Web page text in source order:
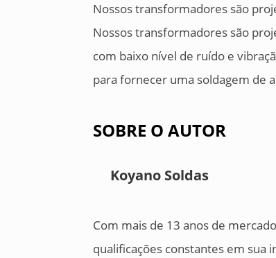
Nossos transformadores são
Nossos transformadores são
com baixo nível de ruído e
para fornecer uma soldagem de
SOBRE O AUTOR
Koyano Soldas
Com mais de 13 anos de
qualificações constantes em sua